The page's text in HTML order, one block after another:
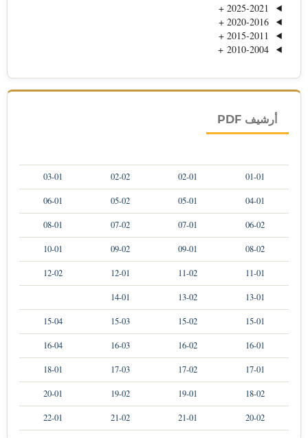
+
2020-2016
+
+
2010-2004
+
أرشيف PDF
01-01
02-01
02-02
03-01
04-01
05-01
05-02
06-01
06-02
07-01
07-02
08-01
08-02
09-01
09-02
10-01
11-01
11-02
12-01
12-02
13-01
13-02
14-01
15-01
15-02
15-03
15-04
16-01
16-02
16-03
16-04
17-01
17-02
17-03
18-01
18-02
19-01
19-02
20-01
20-02
21-01
21-02
22-01